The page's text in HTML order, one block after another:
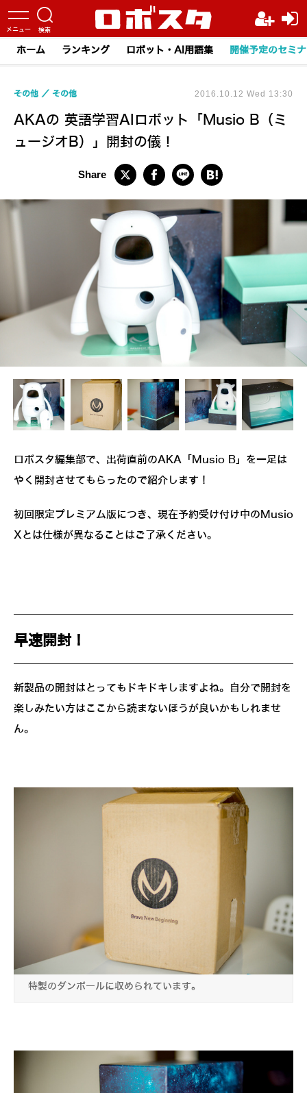
ホーム ランキング ロボット・AI用語集 開催予定のセミ
AKAの 英語学習AIロボット「Musio B（ミ
ュージオB）」開封の儀！
その他 その他 2016.10.12 Wed 13:30
ロボスタ編集部で、出荷直前のAKA「Musio B」を一足は
やく開封させてもらったので紹介します！
初回限定プレミアム版につき、現在予約受け付け中のMusio
Xとは仕様が異なることはご了承ください。
早速開封！
新製品の開封はとってもドキドキしますよね。自分で開封を
楽しみたい方はここから読まないほうが良いかもしれませ
ん。
特製のダンボールに収められています。